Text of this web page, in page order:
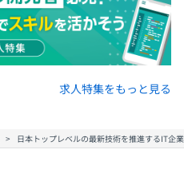
求人特集をもっと見る
日本トップレベルの最新技術を推進するIT企